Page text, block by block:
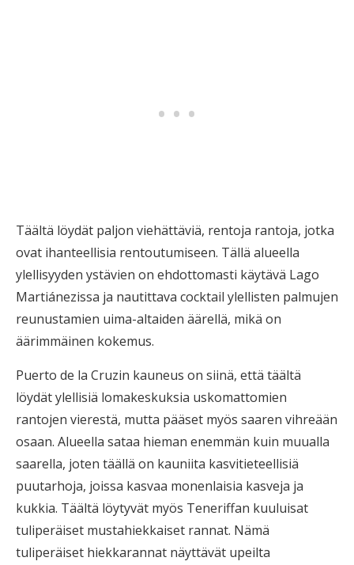
Täältä löydät paljon viehättäviä, rentoja rantoja, jotka
ovat ihanteellisia rentoutumiseen. Tällä alueella
ylellisyyden ystävien on ehdottomasti käytävä Lago
Martiánezissa ja nautittava cocktail ylellisten palmujen
reunustamien uima-altaiden äärellä, mikä on
äärimmäinen kokemus.
Puerto de la Cruzin kauneus on siinä, että täältä
löydät ylellisiä lomakeskuksia uskomattomien
rantojen vierestä, mutta pääset myös saaren vihreään
osaan. Alueella sataa hieman enemmän kuin muualla
saarella, joten täällä on kauniita kasvitieteellisiä
puutarhoja, joissa kasvaa monenlaisia kasveja ja
kukkia. Täältä löytyvät myös Teneriffan kuuluisat
tuliperäiset mustahiekkaiset rannat. Nämä
tuliperäiset hiekkarannat näyttävät upeilta